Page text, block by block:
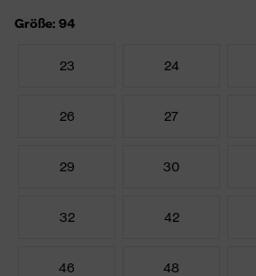
Größe: 94
23 24
26 27
29 30
32 42
46 48